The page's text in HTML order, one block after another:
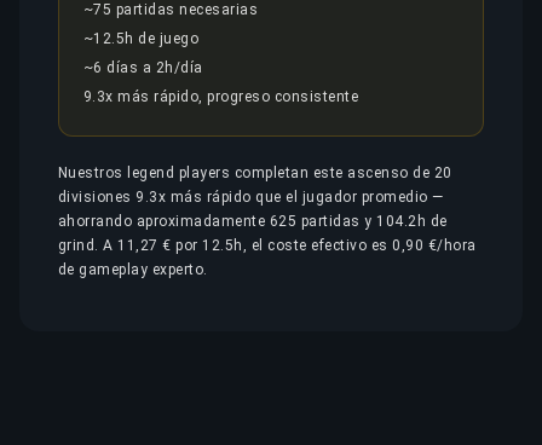
~75 partidas necesarias
~12.5h de juego
~6 días a 2h/día
9.3x más rápido, progreso consistente
Nuestros legend players completan este ascenso de 20
divisiones 9.3x más rápido que el jugador promedio —
ahorrando aproximadamente 625 partidas y 104.2h de
grind. A 11,27 € por 12.5h, el coste efectivo es 0,90 €/hora
de gameplay experto.